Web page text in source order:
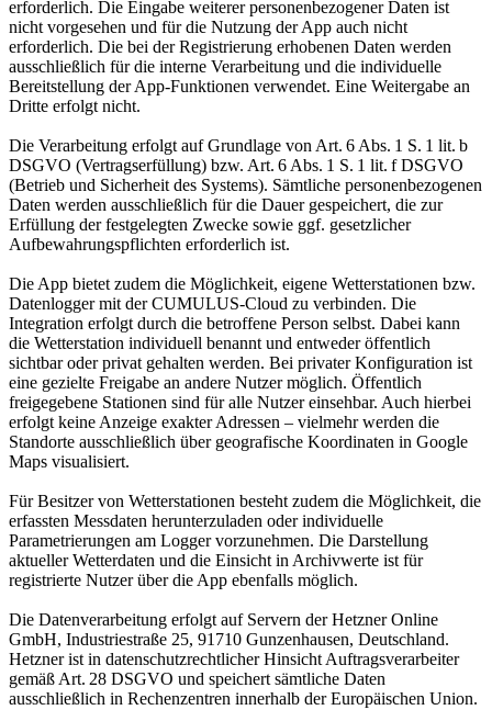
erforderlich. Die Eingabe weiterer personenbezogener Daten ist
nicht vorgesehen und für die Nutzung der App auch nicht
erforderlich. Die bei der Registrierung erhobenen Daten werden
ausschließlich für die interne Verarbeitung und die individuelle
Bereitstellung der App-Funktionen verwendet. Eine Weitergabe an
Dritte erfolgt nicht.
Die Verarbeitung erfolgt auf Grundlage von Art. 6 Abs. 1 S. 1 lit. b
DSGVO (Vertragserfüllung) bzw. Art. 6 Abs. 1 S. 1 lit. f DSGVO
(Betrieb und Sicherheit des Systems). Sämtliche personenbezogenen
Daten werden ausschließlich für die Dauer gespeichert, die zur
Erfüllung der festgelegten Zwecke sowie ggf. gesetzlicher
Aufbewahrungspflichten erforderlich ist.
Die App bietet zudem die Möglichkeit, eigene Wetterstationen bzw.
Datenlogger mit der CUMULUS-Cloud zu verbinden. Die
Integration erfolgt durch die betroffene Person selbst. Dabei kann
die Wetterstation individuell benannt und entweder öffentlich
sichtbar oder privat gehalten werden. Bei privater Konfiguration ist
eine gezielte Freigabe an andere Nutzer möglich. Öffentlich
freigegebene Stationen sind für alle Nutzer einsehbar. Auch hierbei
erfolgt keine Anzeige exakter Adressen – vielmehr werden die
Standorte ausschließlich über geografische Koordinaten in Google
Maps visualisiert.
Für Besitzer von Wetterstationen besteht zudem die Möglichkeit, die
erfassten Messdaten herunterzuladen oder individuelle
Parametrierungen am Logger vorzunehmen. Die Darstellung
aktueller Wetterdaten und die Einsicht in Archivwerte ist für
registrierte Nutzer über die App ebenfalls möglich.
Die Datenverarbeitung erfolgt auf Servern der Hetzner Online
GmbH, Industriestraße 25, 91710 Gunzenhausen, Deutschland.
Hetzner ist in datenschutzrechtlicher Hinsicht Auftragsverarbeiter
gemäß Art. 28 DSGVO und speichert sämtliche Daten
ausschließlich in Rechenzentren innerhalb der Europäischen Union.